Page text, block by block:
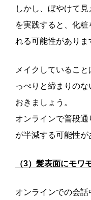
しかし、ぼやけて
を実践すると、化
れる可能性がありま
メイクしているこ
っぺりと締まりの
おきましょう。
オンラインで普段
が半減する可能性が
（3）髪表面にモワ
オンラインでの会